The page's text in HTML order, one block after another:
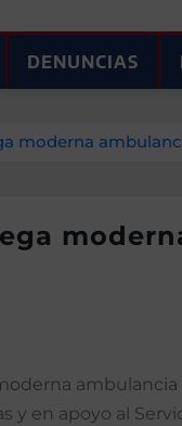
DENUNCIAS
moderna
y en apoyo al